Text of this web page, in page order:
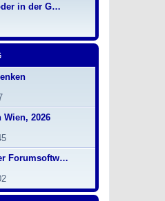
in der G…
Wien, 2026
Forumsoftw…